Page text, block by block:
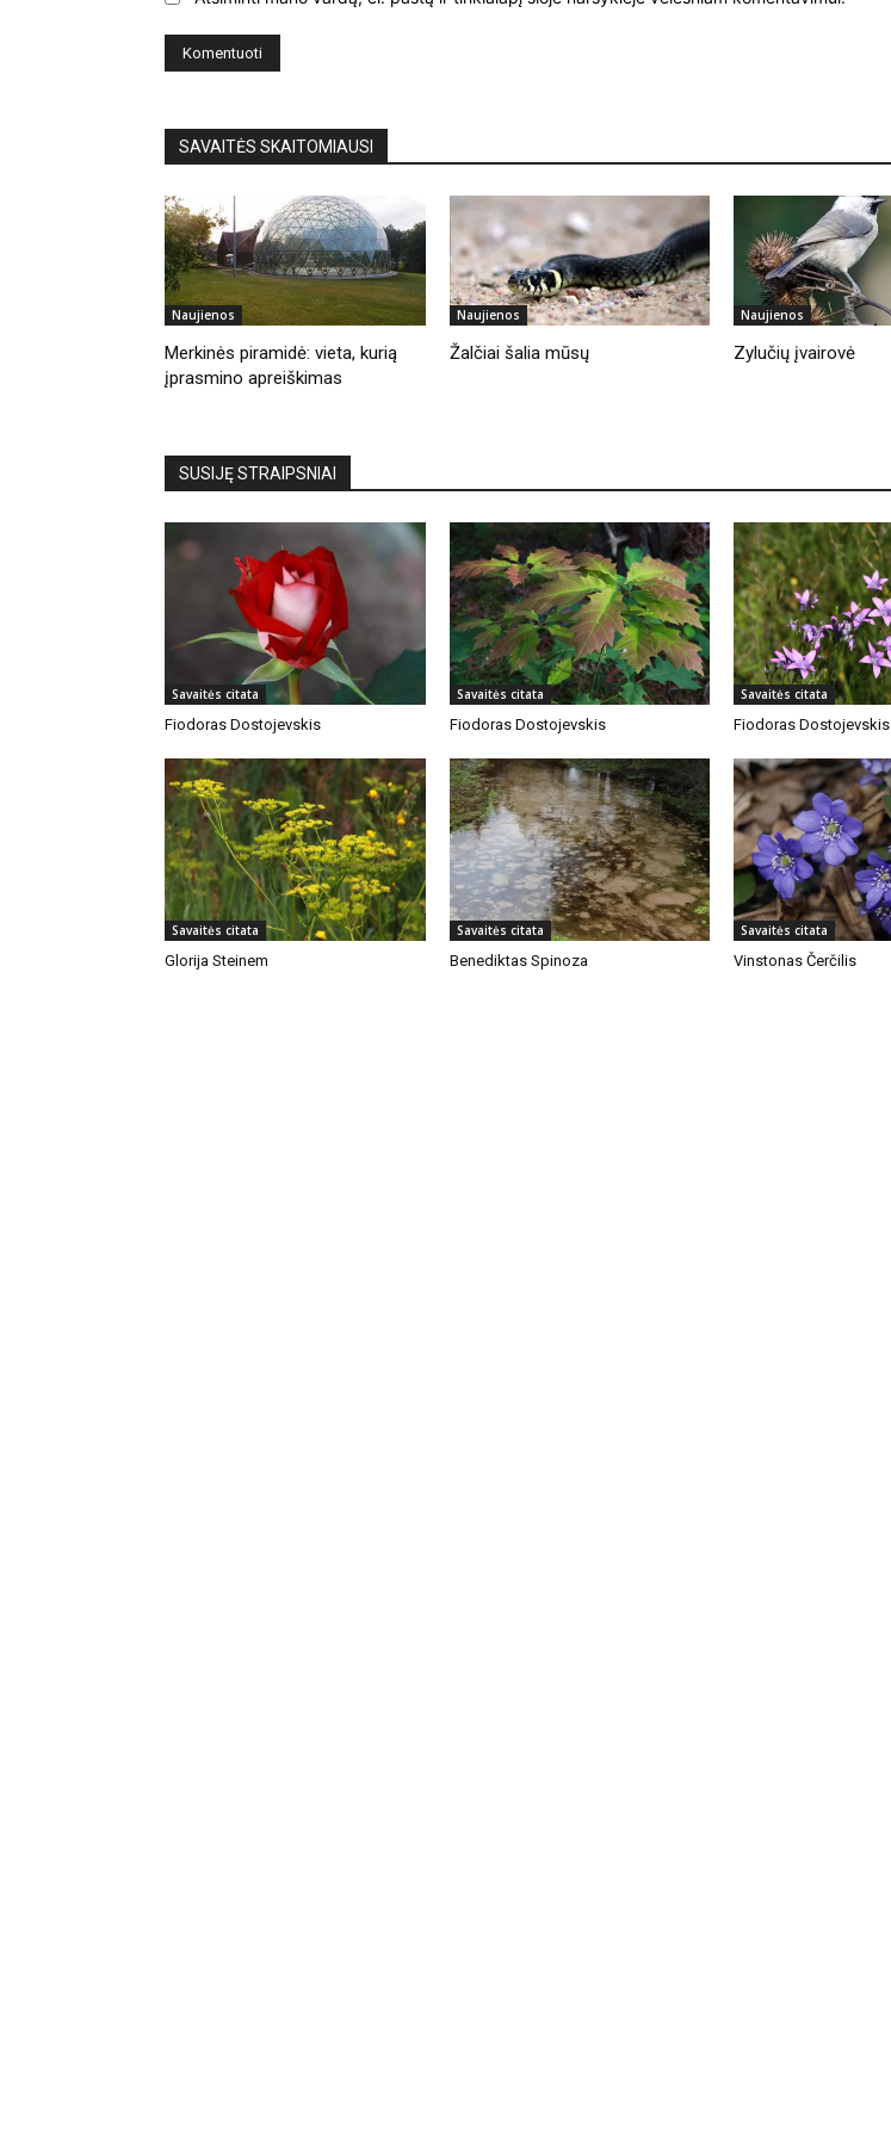
SAVAITĖS SKAITOMIAUSI
Naujienos
Merkinės piramidė: vieta, kurią
įprasmino apreiškimas
Naujienos
Žalčiai šalia mūsų
Naujienos
Zylučių įvairovė
SUSIJĘ STRAIPSNIAI
Savaitės citata
Fiodoras Dostojevskis
Savaitės citata
Fiodoras Dostojevskis
Savaitės citata
Fiodoras Dostojevskis
Savaitės citata
Glorija Steinem
Savaitės citata
Benediktas Spinoza
Savaitės citata
Vinstonas Čerčilis